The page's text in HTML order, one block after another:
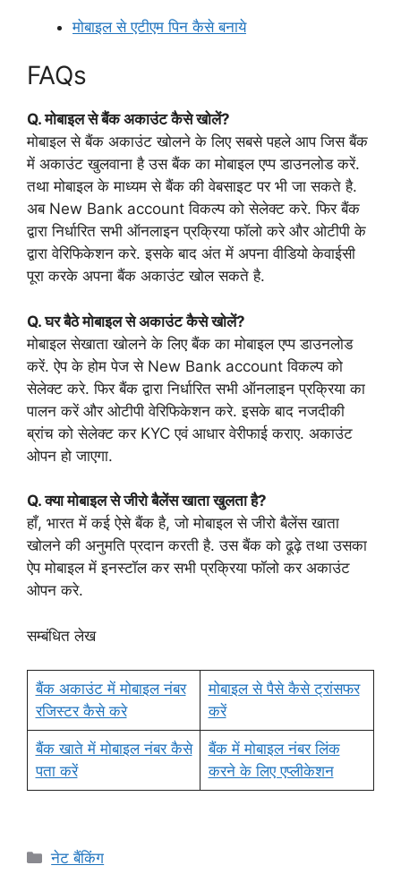
मोबाइल से एटीएम पिन कैसे बनाये
FAQs
Q. मोबाइल से बैंक अकाउंट कैसे खोलें?
मोबाइल से बैंक अकाउंट खोलने के लिए सबसे पहले आप जिस बैंक
में अकाउंट खुलवाना है उस बैंक का मोबाइल एप्प डाउनलोड करें.
तथा मोबाइल के माध्यम से बैंक की वेबसाइट पर भी जा सकते है.
अब New Bank account विकल्प को सेलेक्ट करे. फिर बैंक
द्वारा निर्धारित सभी ऑनलाइन प्रक्रिया फॉलो करे और ओटीपी के
द्वारा वेरिफिकेशन करे. इसके बाद अंत में अपना वीडियो केवाईसी
पूरा करके अपना बैंक अकाउंट खोल सकते है.
Q. घर बैठे मोबाइल से अकाउंट कैसे खोलें?
मोबाइल सेखाता खोलने के लिए बैंक का मोबाइल एप्प डाउनलोड
करें. ऐप के होम पेज से New Bank account विकल्प को
सेलेक्ट करे. फिर बैंक द्वारा निर्धारित सभी ऑनलाइन प्रक्रिया का
पालन करें और ओटीपी वेरिफिकेशन करे. इसके बाद नजदीकी
ब्रांच को सेलेक्ट कर KYC एवं आधार वेरीफाई कराए. अकाउंट
ओपन हो जाएगा.
Q. क्या मोबाइल से जीरो बैलेंस खाता खुलता है?
हाँ, भारत में कई ऐसे बैंक है, जो मोबाइल से जीरो बैलेंस खाता
खोलने की अनुमति प्रदान करती है. उस बैंक को ढूढ़े तथा उसका
ऐप मोबाइल में इनस्टॉल कर सभी प्रक्रिया फॉलो कर अकाउंट
ओपन करे.
सम्बंधित लेख
बैंक अकाउंट में मोबाइल नंबर
रजिस्टर कैसे करे
मोबाइल से पैसे कैसे ट्रांसफर
करें
बैंक खाते में मोबाइल नंबर कैसे
पता करें
बैंक में मोबाइल नंबर लिंक
करने के लिए एप्लीकेशन
Categories
नेट बैंकिंग